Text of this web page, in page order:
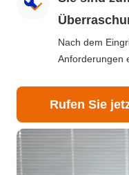
Nach dem
Anforderungen
Rufen Sie